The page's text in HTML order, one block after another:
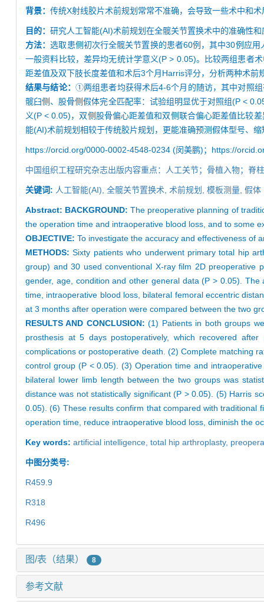
背景： 传统X射线胶片术前规划常常不准确，会导致一些术中和
目的： 研究人工智能(AI)术前规划在全髋关节置换术中的准确性和
方法：选取患侧初次行全髋关节置换的患者60例，其中30例应
一般资料比较，差异均无统计学意义(P > 0.05)。比较两组患者
距差值及双下肢长度差值和术后3个月Harris评分，分析两种术前
结果与结论： ①两组患者均获得术后4-6个月的随访，其中对照
髋臼侧、股骨侧假体完全匹配率：试验组明显优于对照组(P <
义(P < 0.05)，双侧股骨偏心距差值和双侧联合偏心距差值比较
能(AI)术前规划相较于传统胶片规划，更能准确预测假体型号、
https://orcid.org/0000-0002-4548-0234 (闵美鹏)；https://
中国组织工程研究杂志出版内容重点：人工关节；骨植入物；脊
关键词: 人工智能(AI), 全髋关节置换术, 术前规划, 模板测量, 假体
Abstract: BACKGROUND:The preoperative planning of
the operation time and intraoperative blood loss, and to some
OBJECTIVE: To investigate the accuracy and effectiveness of
METHODS: Sixty patients who underwent primary total hip
group) and 30 used conventional X-ray film 2D preoperative
gender, age, condition and other general data (P > 0.05).
time, intraoperative blood loss, bilateral femoral eccentric
at 3 months after operation were compared between the two
RESULTS AND CONCLUSION:(1) Patients in both groups
prosthesis at 5 days postoperatively, which recovered
complications or postoperative death. (2) Complete matching
control group (P < 0.05). (3) Operation time and
bilateral lower limb length between the two groups was
distance was not statistically significant (P > 0.05). (5) Harris
0.05). (6) These results confirm that compared with traditional
operation time, reduce intraoperative blood loss, diminish the
Key words: artificial intelligence, total hip arthroplasty,
中图分类号:
R459.9
R318
R496
图/表（结果） 8
参考文献